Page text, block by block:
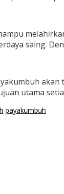
saing.
utama
payakumbuh